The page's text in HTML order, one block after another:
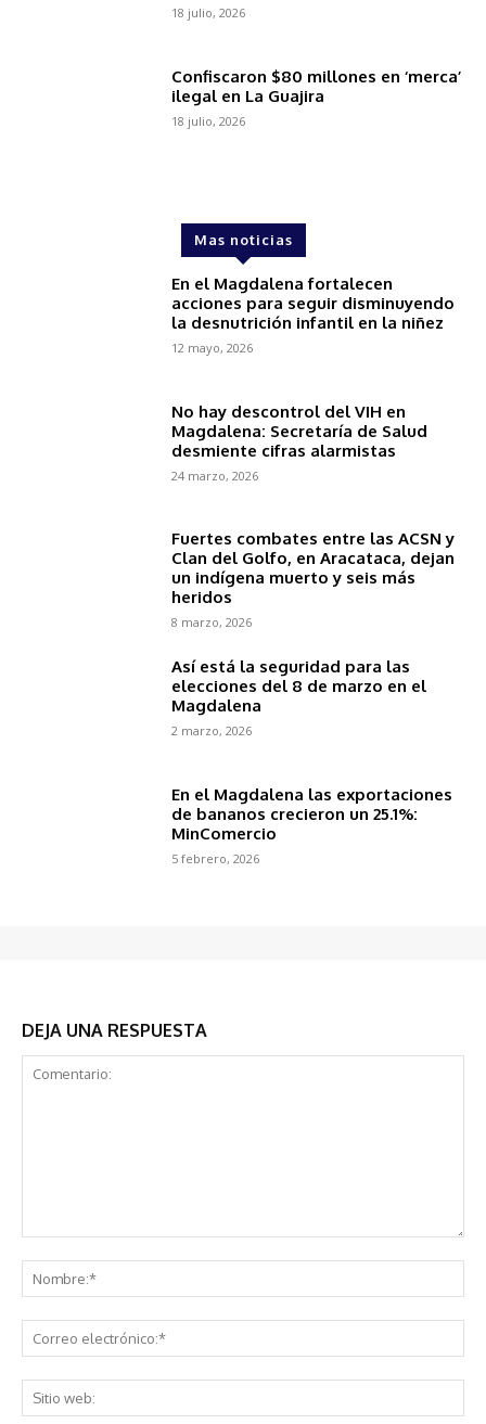
18 julio, 2026
Confiscaron $80 millones en ‘merca’
ilegal en La Guajira
18 julio, 2026
Mas noticias
En el Magdalena fortalecen
acciones para seguir disminuyendo
la desnutrición infantil en la niñez
12 mayo, 2026
No hay descontrol del VIH en
Magdalena: Secretaría de Salud
desmiente cifras alarmistas
24 marzo, 2026
Fuertes combates entre las ACSN y
Clan del Golfo, en Aracataca, dejan
un indígena muerto y seis más
heridos
8 marzo, 2026
Así está la seguridad para las
elecciones del 8 de marzo en el
Magdalena
2 marzo, 2026
En el Magdalena las exportaciones
de bananos crecieron un 25.1%:
MinComercio
5 febrero, 2026
DEJA UNA RESPUESTA